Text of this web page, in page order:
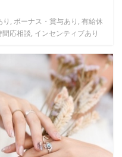
, ボーナス・賞与あり, 有給休
応相談, インセンティブあり